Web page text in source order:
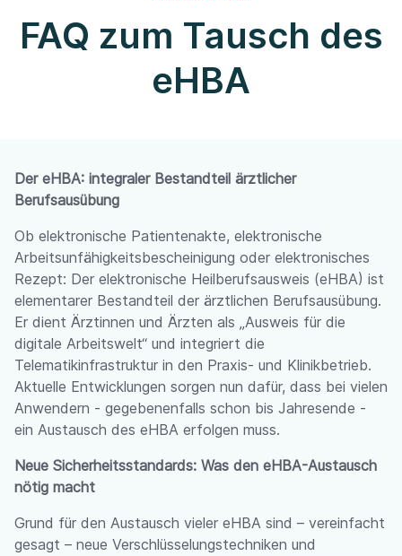
FAQ zum Tausch des
eHBA
Der eHBA: integraler Bestandteil ärztlicher
Berufsausübung
Ob elektronische Patientenakte, elektronische
Arbeitsunfähigkeitsbescheinigung oder elektronisches
Rezept: Der elektronische Heilberufsausweis (eHBA) ist
elementarer Bestandteil der ärztlichen Berufsausübung.
Er dient Ärztinnen und Ärzten als „Ausweis für die
digitale Arbeitswelt“ und integriert die
Telematikinfrastruktur in den Praxis- und Klinikbetrieb.
Aktuelle Entwicklungen sorgen nun dafür, dass bei vielen
Anwendern - gegebenenfalls schon bis Jahresende -
ein Austausch des eHBA erfolgen muss.
Neue Sicherheitsstandards: Was den eHBA-Austausch
nötig macht
Grund für den Austausch vieler eHBA sind – vereinfacht
gesagt – neue Verschlüsselungstechniken und